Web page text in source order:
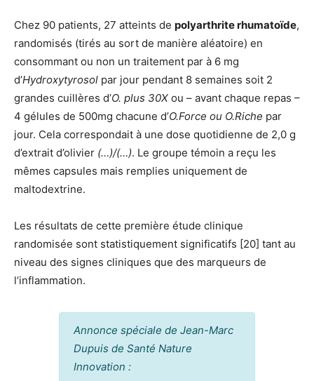
Chez 90 patients, 27 atteints de polyarthrite rhumatoïde,
randomisés (tirés au sort de manière aléatoire) en
consommant ou non un traitement par à 6 mg
d’Hydroxytyrosol par jour pendant 8 semaines soit 2
grandes cuillères d’O. plus 30X ou – avant chaque repas –
4 gélules de 500mg chacune d’O.Force ou O.Riche par
jour. Cela correspondait à une dose quotidienne de 2,0 g
d’extrait d’olivier (…)/(…). Le groupe témoin a reçu les
mêmes capsules mais remplies uniquement de
maltodextrine.
Les résultats de cette première étude clinique
randomisée sont statistiquement significatifs [20] tant au
niveau des signes cliniques que des marqueurs de
l’inflammation.
Annonce spéciale de Jean-Marc
Dupuis de Santé Nature
Innovation :